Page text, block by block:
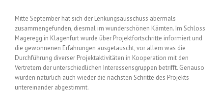
Mitte September hat sich der Lenkungsausschuss abermals
zusammengefunden, diesmal im wunderschönen Kärnten. Im Schloss
Mageregg in Klagenfurt wurde über Projektfortschritte informiert und
die gewonnenen Erfahrungen ausgetauscht, vor allem was die
Durchführung diverser Projektaktivitäten in Kooperation mit den
Vertretern der unterschiedlichen Interessensgruppen betrifft. Genauso
wurden natürlich auch wieder die nächsten Schritte des Projekts
untereinander abgestimmt.